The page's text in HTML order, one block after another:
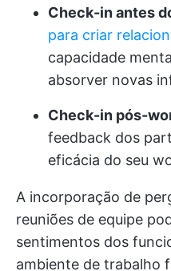
Check-in antes
para criar
capacidade
absorver novas
Check-in pós-
feedback dos
eficácia do seu
A incorporação de
reuniões de equipe
sentimentos dos
ambiente de trabalho